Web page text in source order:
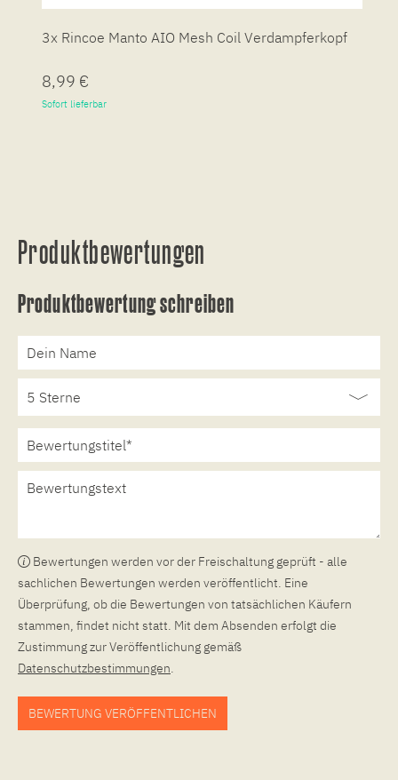
3x Rincoe Manto AIO Mesh Coil Verdampferkopf
8,99 €
Sofort lieferbar
Produktbewertungen
Produktbewertung schreiben
Bewertungen werden vor der Freischaltung geprüft - alle
sachlichen Bewertungen werden veröffentlicht. Eine
Überprüfung, ob die Bewertungen von tatsächlichen Käufern
stammen, findet nicht statt. Mit dem Absenden erfolgt die
Zustimmung zur Veröffentlichung gemäß
Datenschutzbestimmungen.
BEWERTUNG VERÖFFENTLICHEN